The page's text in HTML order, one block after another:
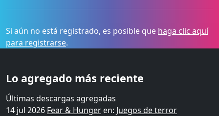
Si aún no está registrado, es posible que haga clic aquí
para registrarse.
Lo agregado más reciente
Últimas descargas agregadas
14 jul 2026 Fear & Hunger en: Juegos de terror